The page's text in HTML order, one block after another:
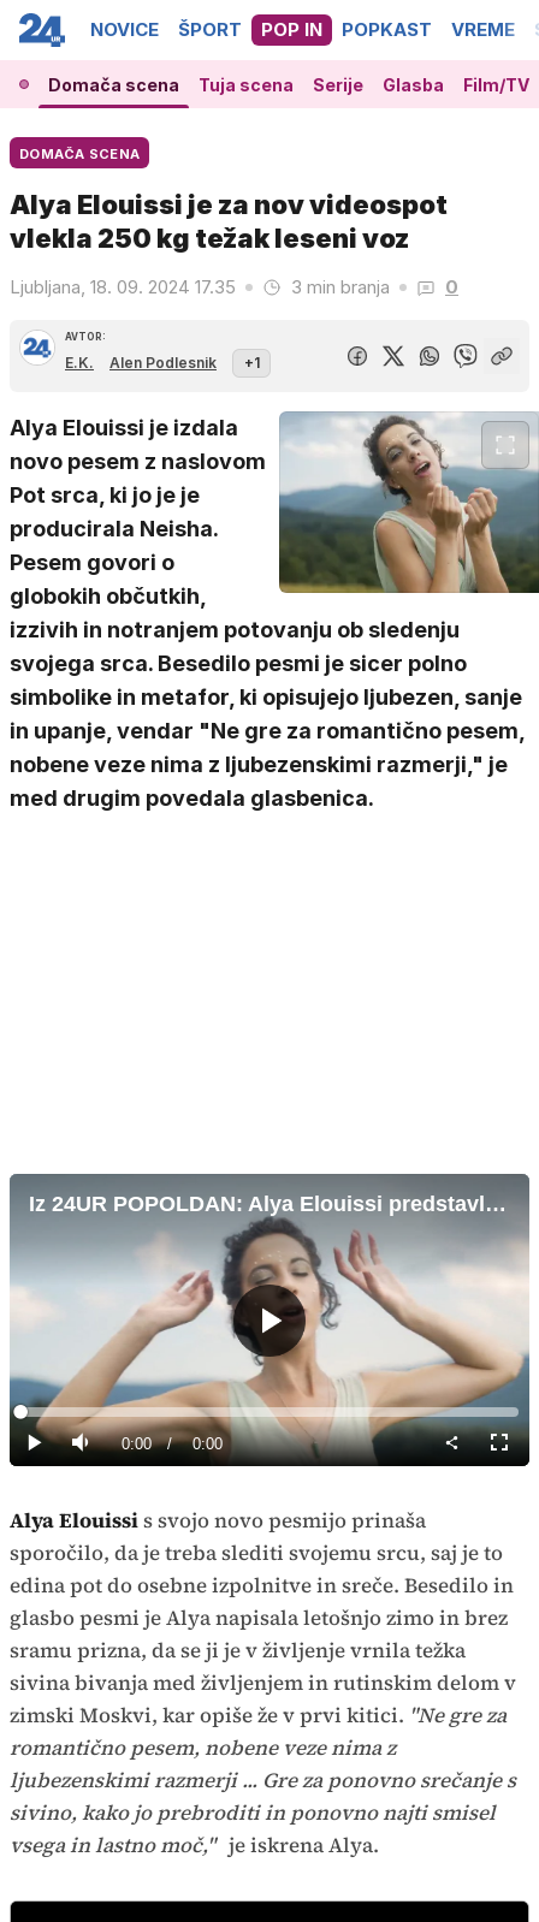
NOVICE ŠPORT POP IN POPKAST VREME
Domača scena Tuja scena Serije Glasba Film/TV
DOMAČA SCENA
Alya Elouissi je za nov videospot
vlekla 250 kg težak leseni voz
Ljubljana, 18. 09. 2024 17.35 3 min branja 0
AVTOR:
E.K. Alen Podlesnik +1
Alya Elouissi je izdala
novo pesem z naslovom
Pot srca, ki jo je je
producirala Neisha.
Pesem govori o
globokih občutkih,
izzivih in notranjem potovanju ob sledenju
svojega srca. Besedilo pesmi je sicer polno
simbolike in metafor, ki opisujejo ljubezen, sanje
in upanje, vendar "Ne gre za romantično pesem,
nobene veze nima z ljubezenskimi razmerji," je
med drugim povedala glasbenica.
Iz 24UR POPOLDAN: Alya Elouissi predstavlja novo pesem
Predvajaj
Predvajaj
Tiho Current
0:00 / Duration
0:00
Loaded:
0%
način
Alya Elouissis svojo novo pesmijo prinaša
sporočilo, da je treba slediti svojemu srcu, saj je to
edina pot do osebne izpolnitve in sreče. Besedilo in
glasbo pesmi je Alya napisala letošnjo zimo in brez
sramu prizna, da se ji je v življenje vrnila težka
sivina bivanja med življenjem in rutinskim delom v
zimski Moskvi, kar opiše že v prvi kitici. "Ne gre za
romantično pesem, nobene veze nima z
ljubezenskimi razmerji ... Gre za ponovno srečanje s
sivino, kako jo prebroditi in ponovno najti smisel
vsega in lastno moč," je iskrena Alya.